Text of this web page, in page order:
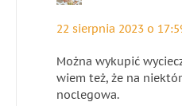
22 sierpnia 2023 o
Można wykupić
wiem też, że na
noclegowa.